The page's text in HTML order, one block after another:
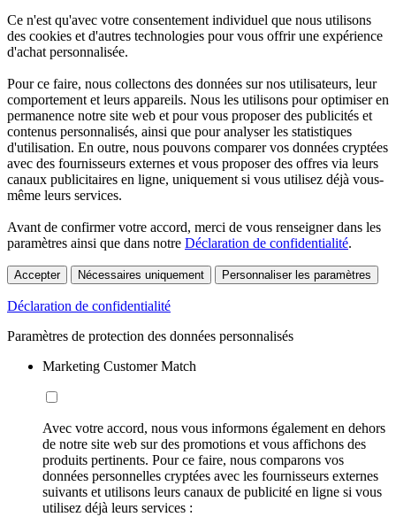
Ce n'est qu'avec votre consentement individuel que nous utilisons
des cookies et d'autres technologies pour vous offrir une expérience
d'achat personnalisée.
Pour ce faire, nous collectons des données sur nos utilisateurs, leur
comportement et leurs appareils. Nous les utilisons pour optimiser en
permanence notre site web et pour vous proposer des publicités et
contenus personnalisés, ainsi que pour analyser les statistiques
d'utilisation. En outre, nous pouvons comparer vos données cryptées
avec des fournisseurs externes et vous proposer des offres via leurs
canaux publicitaires en ligne, uniquement si vous utilisez déjà vous-
même leurs services.
Avant de confirmer votre accord, merci de vous renseigner dans les
paramètres ainsi que dans notre Déclaration de confidentialité.
Accepter Nécessaires uniquement Personnaliser les paramètres
Déclaration de confidentialité
Paramètres de protection des données personnalisés
Marketing Customer Match
Avec votre accord, nous vous informons également en dehors
de notre site web sur des promotions et vous affichons des
produits pertinents. Pour ce faire, nous comparons vos
données personnelles cryptées avec les fournisseurs externes
suivants et utilisons leurs canaux de publicité en ligne si vous
utilisez déjà leurs services :